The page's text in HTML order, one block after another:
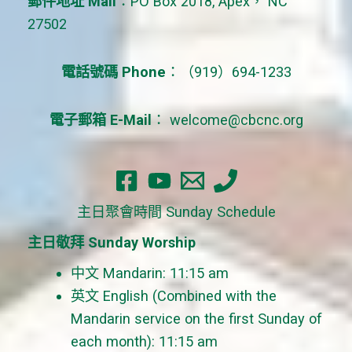
27502
電話號碼 Phone ：（919）694-1233
電子郵箱 E-Mail： welcome@cbcnc.org
主日聚會時間 Sunday Schedule
主日敬拜 Sunday Worship
中文 Mandarin: 11:15 am
英文 English (Combined with the
Mandarin service on the first Sunday of
each month): 11:15 am